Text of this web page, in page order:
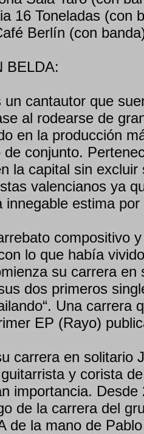
16 Toneladas (con
Berlín (con
BELDA:
un cantautor que
al rodearse de
en la producción
de conjunto.
la capital sin
valencianos ya
innegable estima
compositivo
lo que había
su carrera en
dos primeros
Una carrera
EP (Rayo)
carrera en solitario
y corista
importancia. Desde
de la carrera del
de la mano de